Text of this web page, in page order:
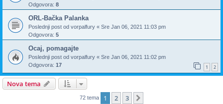
Odgovora: 8
ORL-Bačka Palanka
Poslednji post od vorpalfury « Sre Jan 06, 2021 11:03 pm
Odgovora: 5
Ocaj, pomagajte
Poslednji post od vorpalfury « Sre Jan 06, 2021 11:02 pm
Odgovora: 17 1 2
Nova tema
72 tema 1 2 3